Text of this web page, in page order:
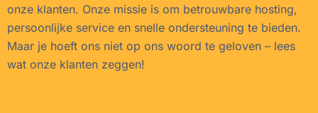
onze klanten. Onze missie is om betrouwbare hosting,
persoonlijke service en snelle ondersteuning te bieden.
Maar je hoeft ons niet op ons woord te geloven – lees
wat onze klanten zeggen!